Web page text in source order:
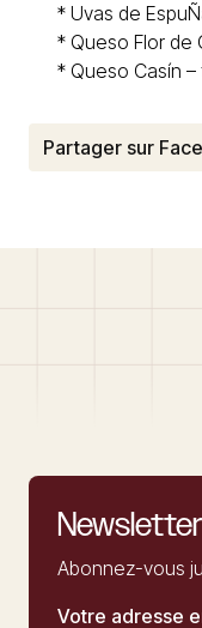
* Uvas de
* Queso Flor de
* Queso Casín –
Partager sur
Newsletter
Abonnez-vous
Votre adresse